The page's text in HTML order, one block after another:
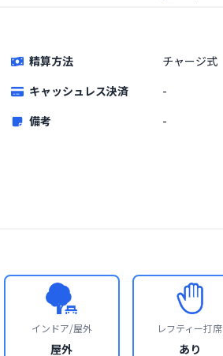
精算方法
チャージ式
キャッシュレス決済
-
備考
-
インドア/屋外
屋外
レフティー打席
あり